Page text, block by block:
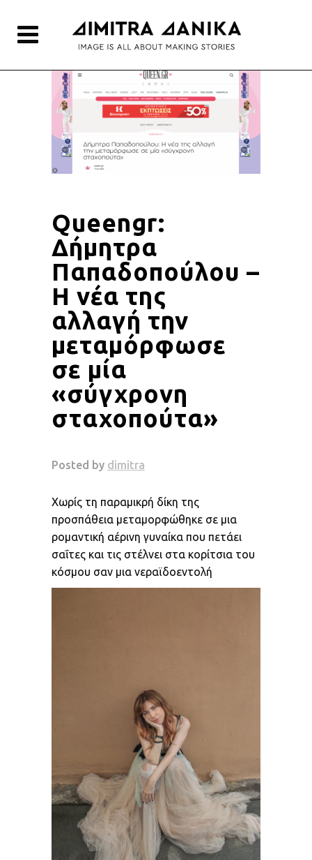
Queengr:
Δήμητρα
Παπαδοπούλου –
Η νέα της
αλλαγή την
μεταμόρφωσε
σε μία
«σύγχρονη
σταχοπούτα»
Χωρίς τη παραμικρή δίκη της
προσπάθεια μεταμορφώθηκε σε μια
ρομαντική αέρινη γυναίκα που πετάει
σαΐτες και τις στέλνει στα κορίτσια του
κόσμου σαν μια νεραϊδοεντολή